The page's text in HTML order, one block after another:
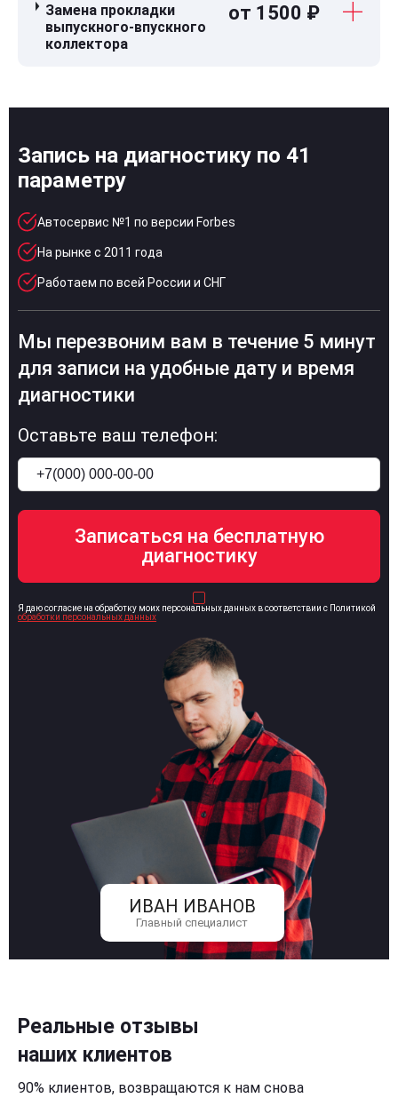
Замена прокладки
выпускного-впускного
коллектора
от 1500 ₽
Запись на диагностику по 41
параметру
Автосервис №1 по версии Forbes
На рынке с 2011 года
Работаем по всей России и СНГ
ИВАН ИВАНОВ
Главный специалист
Мы перезвоним вам в течение 5 минут
для записи на удобные дату и время
диагностики
Оставьте ваш телефон:
Я даю согласие на обработку моих персональных данных в соответствии с Политикой
обработки персональных данных
Реальные отзывы
наших клиентов
90% клиентов, возвращаются к нам снова